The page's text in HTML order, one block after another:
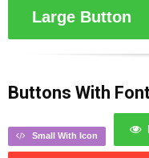
Large Button
Buttons With
Small With Icon